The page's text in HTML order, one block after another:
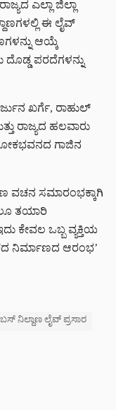
ಎಲ್ಲಾ ಜಿಲ್ಲಾ
ಈ ಲೈವ್
ಆಯ್ಕೆ
ದೊಡ್ಡ ಪರದೆಗಳನ್ನು
ಖರ್ಗೆ, ರಾಹುಲ್
ರಾಜ್ಯದ ಹಲವಾರು
ಲೋಕಭವನದ ಗಾಜಿನ
ವಚನ ಸಮಾರಂಭಕ್ಕಾಗಿ
ತಯಾರಿ
ಕೇವಲ ಒಬ್ಬ ವ್ಯಕ್ತಿಯ
ನಿರ್ಮಾಣದ ಆರಂಭ’
ನಿಲ್ದಾಣ ಲೈವ್ ಪ್ರಸಾರ